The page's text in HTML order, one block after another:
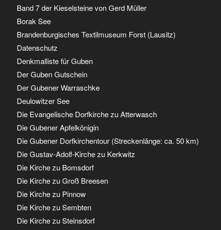
Band 7 der Kieselsteine von Gerd Müller
Borak See
Brandenburgisches Textilmuseum Forst (Lausitz)
Datenschutz
Denkmalliste für Guben
Der Guben Gutschein
Der Gubener Warraschke
Deulowitzer See
Die Evangelische Dorfkirche zu Atterwasch
Die Gubener Apfelkönigin
Die Gubener Dorfkirchentour (Streckenlänge: ca. 50 km)
Die Gustav-Adolf-Kirche zu Kerkwitz
Die Kirche zu Bomsdorf
Die Kirche zu Groß Breesen
Die Kirche zu Pinnow
Die Kirche zu Sembten
Die Kirche zu Steinsdorf